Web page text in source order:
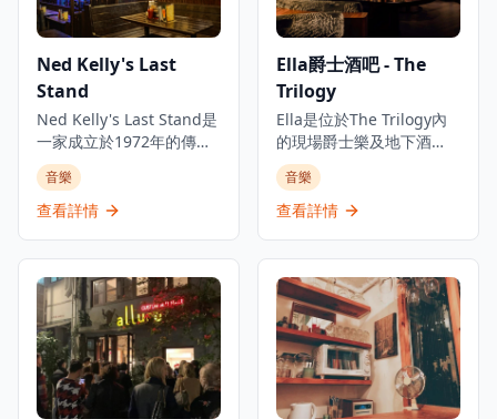
Ned Kelly's Last
Stand
Ned Kelly's Last Stand是
一家成立於1972年的傳奇
酒吧餐廳，位於香港尖沙
咀的心臟地帶。這個歷史
悠久的場所以其熱鬧的氛
和藍調表演而聞名。該餐
廳提供價格合理的精選飲
品，設有歡樂時光特價，
還有值得一試的酒吧食
物。作為香港標誌性夜生
活目的地之一，它已為本
地人和遊客服務超過50
音樂
查看詳情
Ella爵士酒吧 - The
Trilogy
Ella是位於The Trilogy內
的現場爵士樂及地下酒
吧，The Trilogy是香港中
環的多元化音樂體驗中
心，是體驗現場音樂和精
酒，並從週三開始舉辦現
場爵士樂、靈魂樂和藍調
音樂表演，為客人帶來難
忘的音樂體驗。作為The
Trilogy三個概念場所的一
部分，Ella在香港娛樂區的
中心地帶提供親密的爵士
音樂
查看詳情